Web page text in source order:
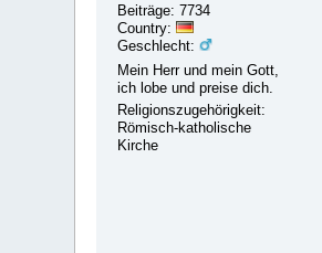
Beiträge: 7734
Country:
Geschlecht:
Mein Herr und mein Gott,
ich lobe und preise dich.
Religionszugehörigkeit:
Römisch-katholische
Kirche